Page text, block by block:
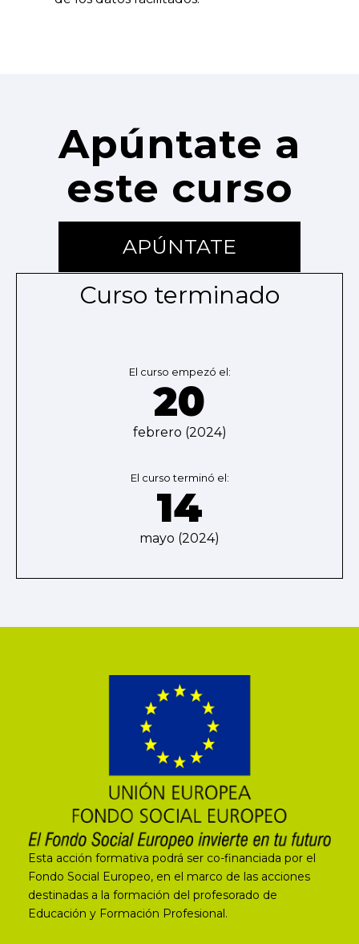
Apúntate a
este curso
APÚNTATE
Curso terminado
El curso empezó el:
20
febrero (2024)
El curso terminó el:
14
mayo (2024)
Esta acción formativa podrá ser co-financiada por el
Fondo Social Europeo, en el marco de las acciones
destinadas a la formación del profesorado de
Educación y Formación Profesional.